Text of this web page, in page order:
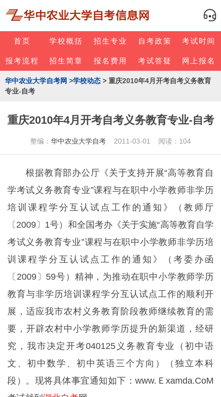
首页 学校概括 招生专业 自考政策 考试时间
报考流程 招生简章 报名费用 考试答疑 网上报名
华中农业大学自考网 >学校动态 > 重庆2010年4月开考自考义务教育
专业-自考
重庆2010年4月开考自考义务教育专业-自考
整编： 华中农业大学自考 2011-03-01 阅读：104
根据教育部办公厅《关于支持开展“高等教育自
学考试义务教育专业”课程与在职中小学教师非学历
培训课程学分互认试点工作的通知》（教师厅
〔2009〕1号）和全国考办《关于实施“高等教育自学
考试义务教育专业”课程与在职中小学教师非学历培
训课程学分互认试点工作的通知》（考委办函
〔2009〕59号）精神，为推动在职中小学教师学历
教育与非学历培训课程学分互认试点工作的顺利开
展，适应我市农村义务教育阶段教师继续教育的需
要，开辟农村中小学教师学历提升的新渠道，经研
究，我市决定开考040125义务教育专业（初中语
文、初中数学、初中英语三个方向）（独立本科
段）。现将具体事宜通知如下： www.Ｅxamda.CoM